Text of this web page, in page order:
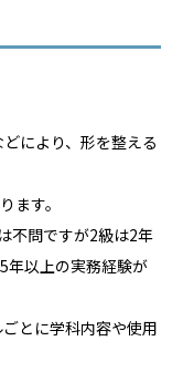
により、形を整える
ます。
不問ですが2級は2年
年以上の実務経験が
とに学科内容や使用